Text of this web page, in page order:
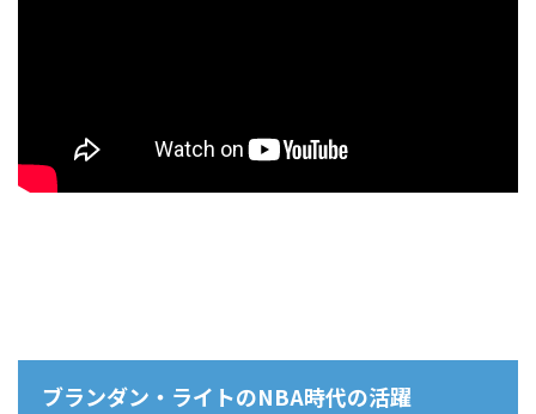
ブランダン・ライトのNBA時代の活躍